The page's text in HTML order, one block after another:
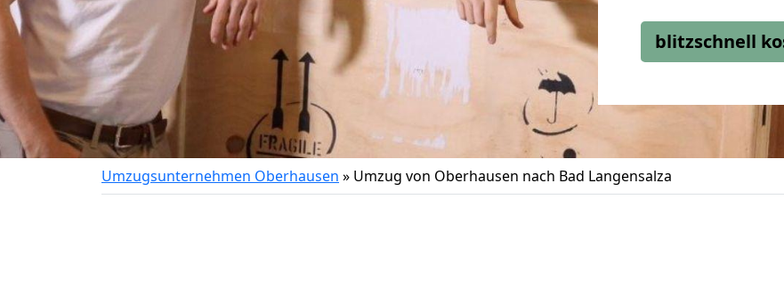
blitzschnell
Umzugsunternehmen Oberhausen » Umzug von Oberhausen nach Bad Langensalza